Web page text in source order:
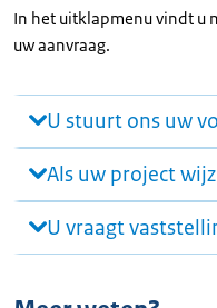
In het uitklapmenu vindt u
uw aanvraag.
U stuurt ons uw
Als uw project
U vraagt